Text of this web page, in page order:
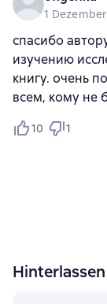
1
спасибо
изучению
книгу. очень
всем, кому не
10 1